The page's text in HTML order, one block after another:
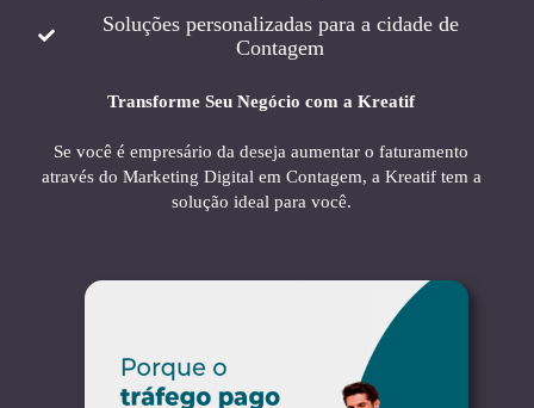
Soluções personalizadas para a cidade de
Contagem
Transforme Seu Negócio com a Kreatif
Se você é empresário da deseja aumentar o faturamento
através do Marketing Digital em Contagem, a Kreatif tem a
solução ideal para você.